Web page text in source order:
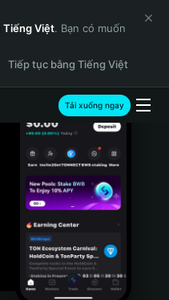
Tiếng Việt. Bạn có muốn
Tiếp tục bằng Tiếng Việt
Tải xuống ngay